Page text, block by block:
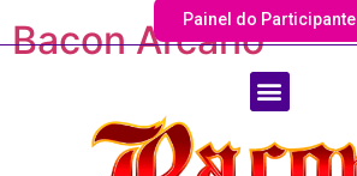
Painel do Participante
Bacon Arcano